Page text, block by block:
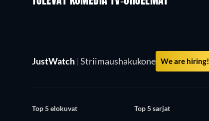
JustWatch | Striimaushakukone We are hiring!
Top 5 elokuvat Top 5 sarjat